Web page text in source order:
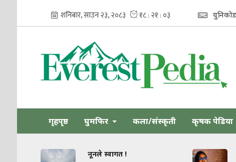
युनिकोड
गृहपृष्ठ घुमफिर कला/संस्कृती कृषक पेडिया
नूनले स्वागत !
धार्मिक